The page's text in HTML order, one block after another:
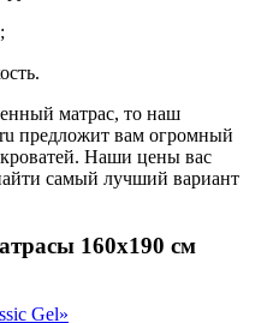
матрас, то наш
предложит вам огромный
Наши цены вас
самый лучший вариант
160х190 см